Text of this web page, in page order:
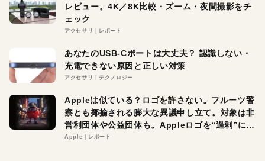
レビュー。4K／8K比較・ズーム・夜間撮影をチ
ェック
アクセサリ レポート
あなたのUSB-Cポートは大丈夫？ 認識しない・
充電できない原因と正しい対策
アクセサリ テクノロジー
Appleは似ている？ロゴを許さない。フルーツ警
察とも揶揄される膨大な異議申し立て。対象は非
営利団体や公益団体も。Appleロゴを“過剰”に守
る理由とは
Apple レポート